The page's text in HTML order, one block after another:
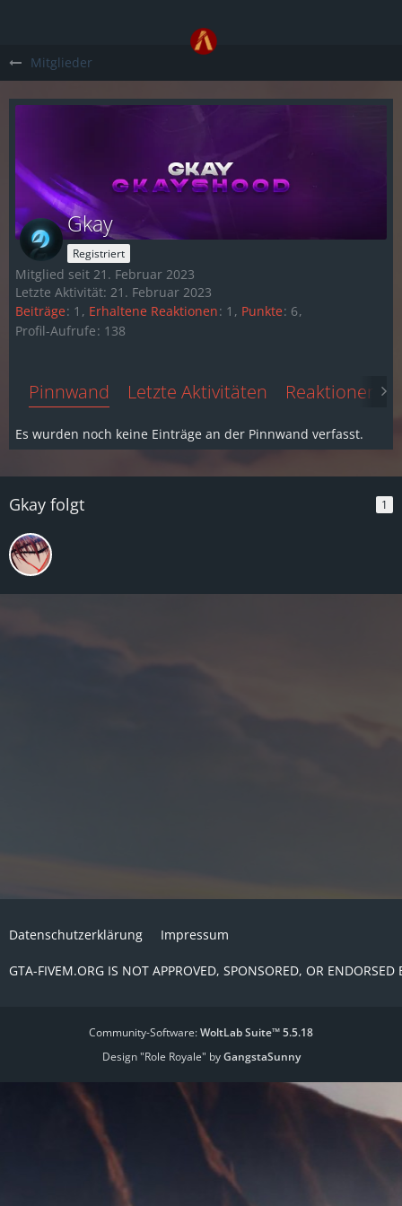
Mitglieder
Gkay
Registriert
Mitglied seit 21. Februar 2023
Letzte Aktivität: 21. Februar 2023
Beiträge 1 Erhaltene Reaktionen 1 Punkte 6
Profil-Aufrufe 138
Pinnwand Letzte Aktivitäten Reaktionen
Es wurden noch keine Einträge an der Pinnwand verfasst.
Gkay folgt 1
Datenschutzerklärung Impressum
GTA-FIVEM.ORG IS NOT APPROVED, SPONSORED, OR ENDORSED
Community-Software:WoltLab Suite™ 5.5.18
Design "Role Royale" byGangstaSunny